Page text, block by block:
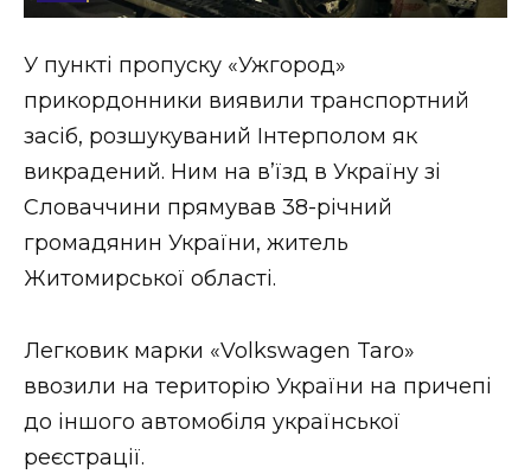
Втрачений Ужгород (відеоверсія)
ЗАКАРПАТСЬКІ НОВИНИ
ФОТО
У пункті пропуску «Ужгород»
прикордонники виявили транспортний
засіб, розшукуваний Інтерполом як
викрадений. Ним на в’їзд в Україну зі
Словаччини прямував 38-річний
громадянин України, житель
Житомирської області.
Легковик марки «Volkswagen Taro»
ввозили на територію України на причепі
до іншого автомобіля української
реєстрації.